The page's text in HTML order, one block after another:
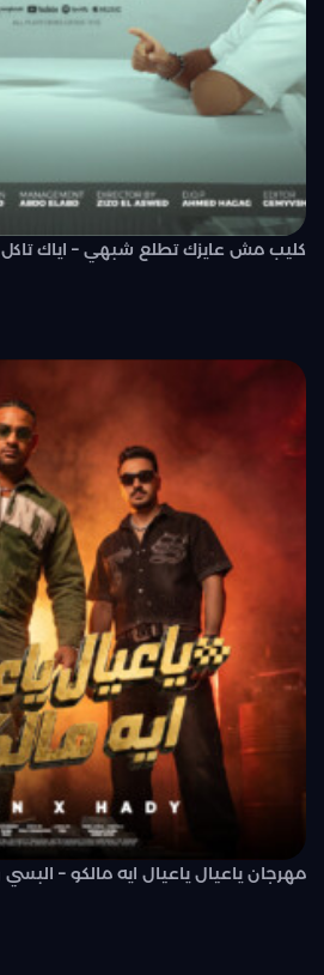
كليب مش عايزك تطلع شبهي – اياك
مهرجان ياعيال ياعيال ايه مالكو –